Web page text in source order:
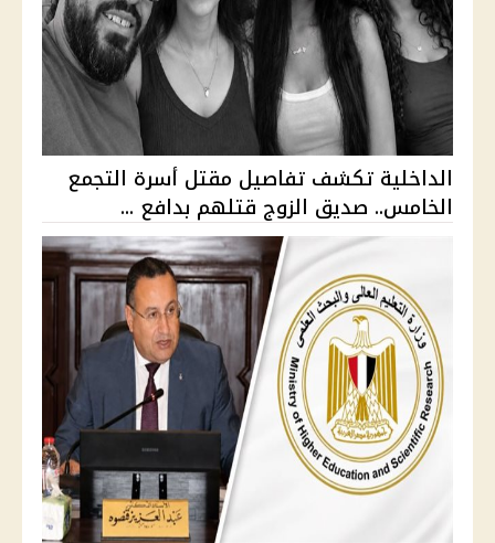
الداخلية تكشف تفاصيل مقتل أسرة التجمع
الخامس.. صديق الزوج قتلهم بدافع ...